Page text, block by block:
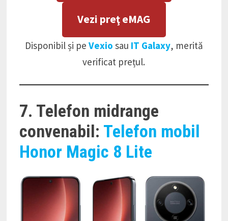
Vezi preţ eMAG
Disponibil și pe Vexio sau IT Galaxy, merită
verificat prețul.
7. Telefon midrange
convenabil: Telefon mobil
Honor Magic 8 Lite